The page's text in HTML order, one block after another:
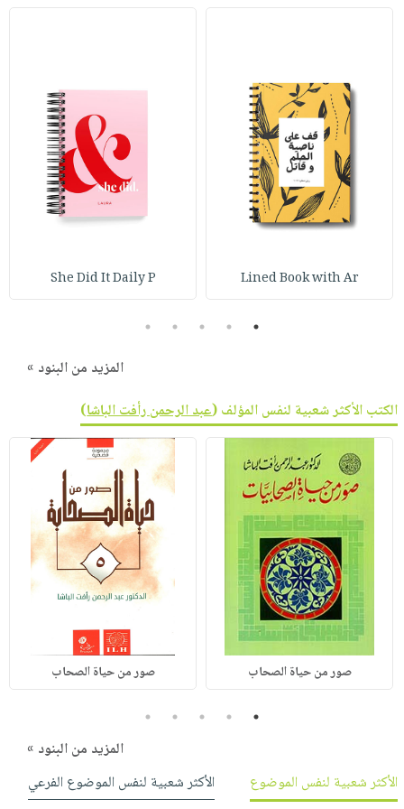
Lined Book with Ar
She Did It Daily P
1
2
3
4
5
المزيد من البنود »
الكتب الأكثر شعبية لنفس المؤلف (عبد الرحمن رأفت الباشا)
صور من حياة الصحاب صور من حياة الصحاب
1
2
3
4
5
المزيد من البنود »
الأكثر شعبية لنفس الموضوع
الأكثر شعبية لنفس الموضوع الفرعي